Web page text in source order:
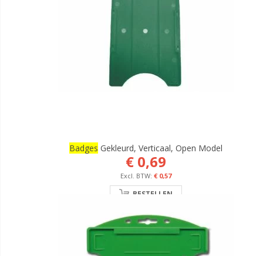
Badges Gekleurd, Verticaal, Open Model
€ 0,69
€ 0,57
BESTELLEN